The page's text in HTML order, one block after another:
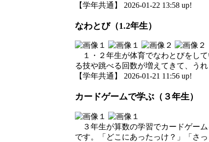
【学年共通】 2026-01-22 13:58 up!
なわとび（1.2年生）
１・２年生が体育でなわとびをし
る技や跳べる回数が増えてきて、うれ
【学年共通】 2026-01-21 11:56 up!
カードゲームで学ぶ（３年生）
３年生が算数の学習でカードゲー
です。「どこにあったっけ？」「さ